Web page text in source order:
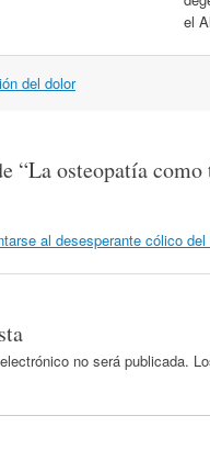
el
del dolor
“La osteopatía
al desesperante cólico
no será publicada.